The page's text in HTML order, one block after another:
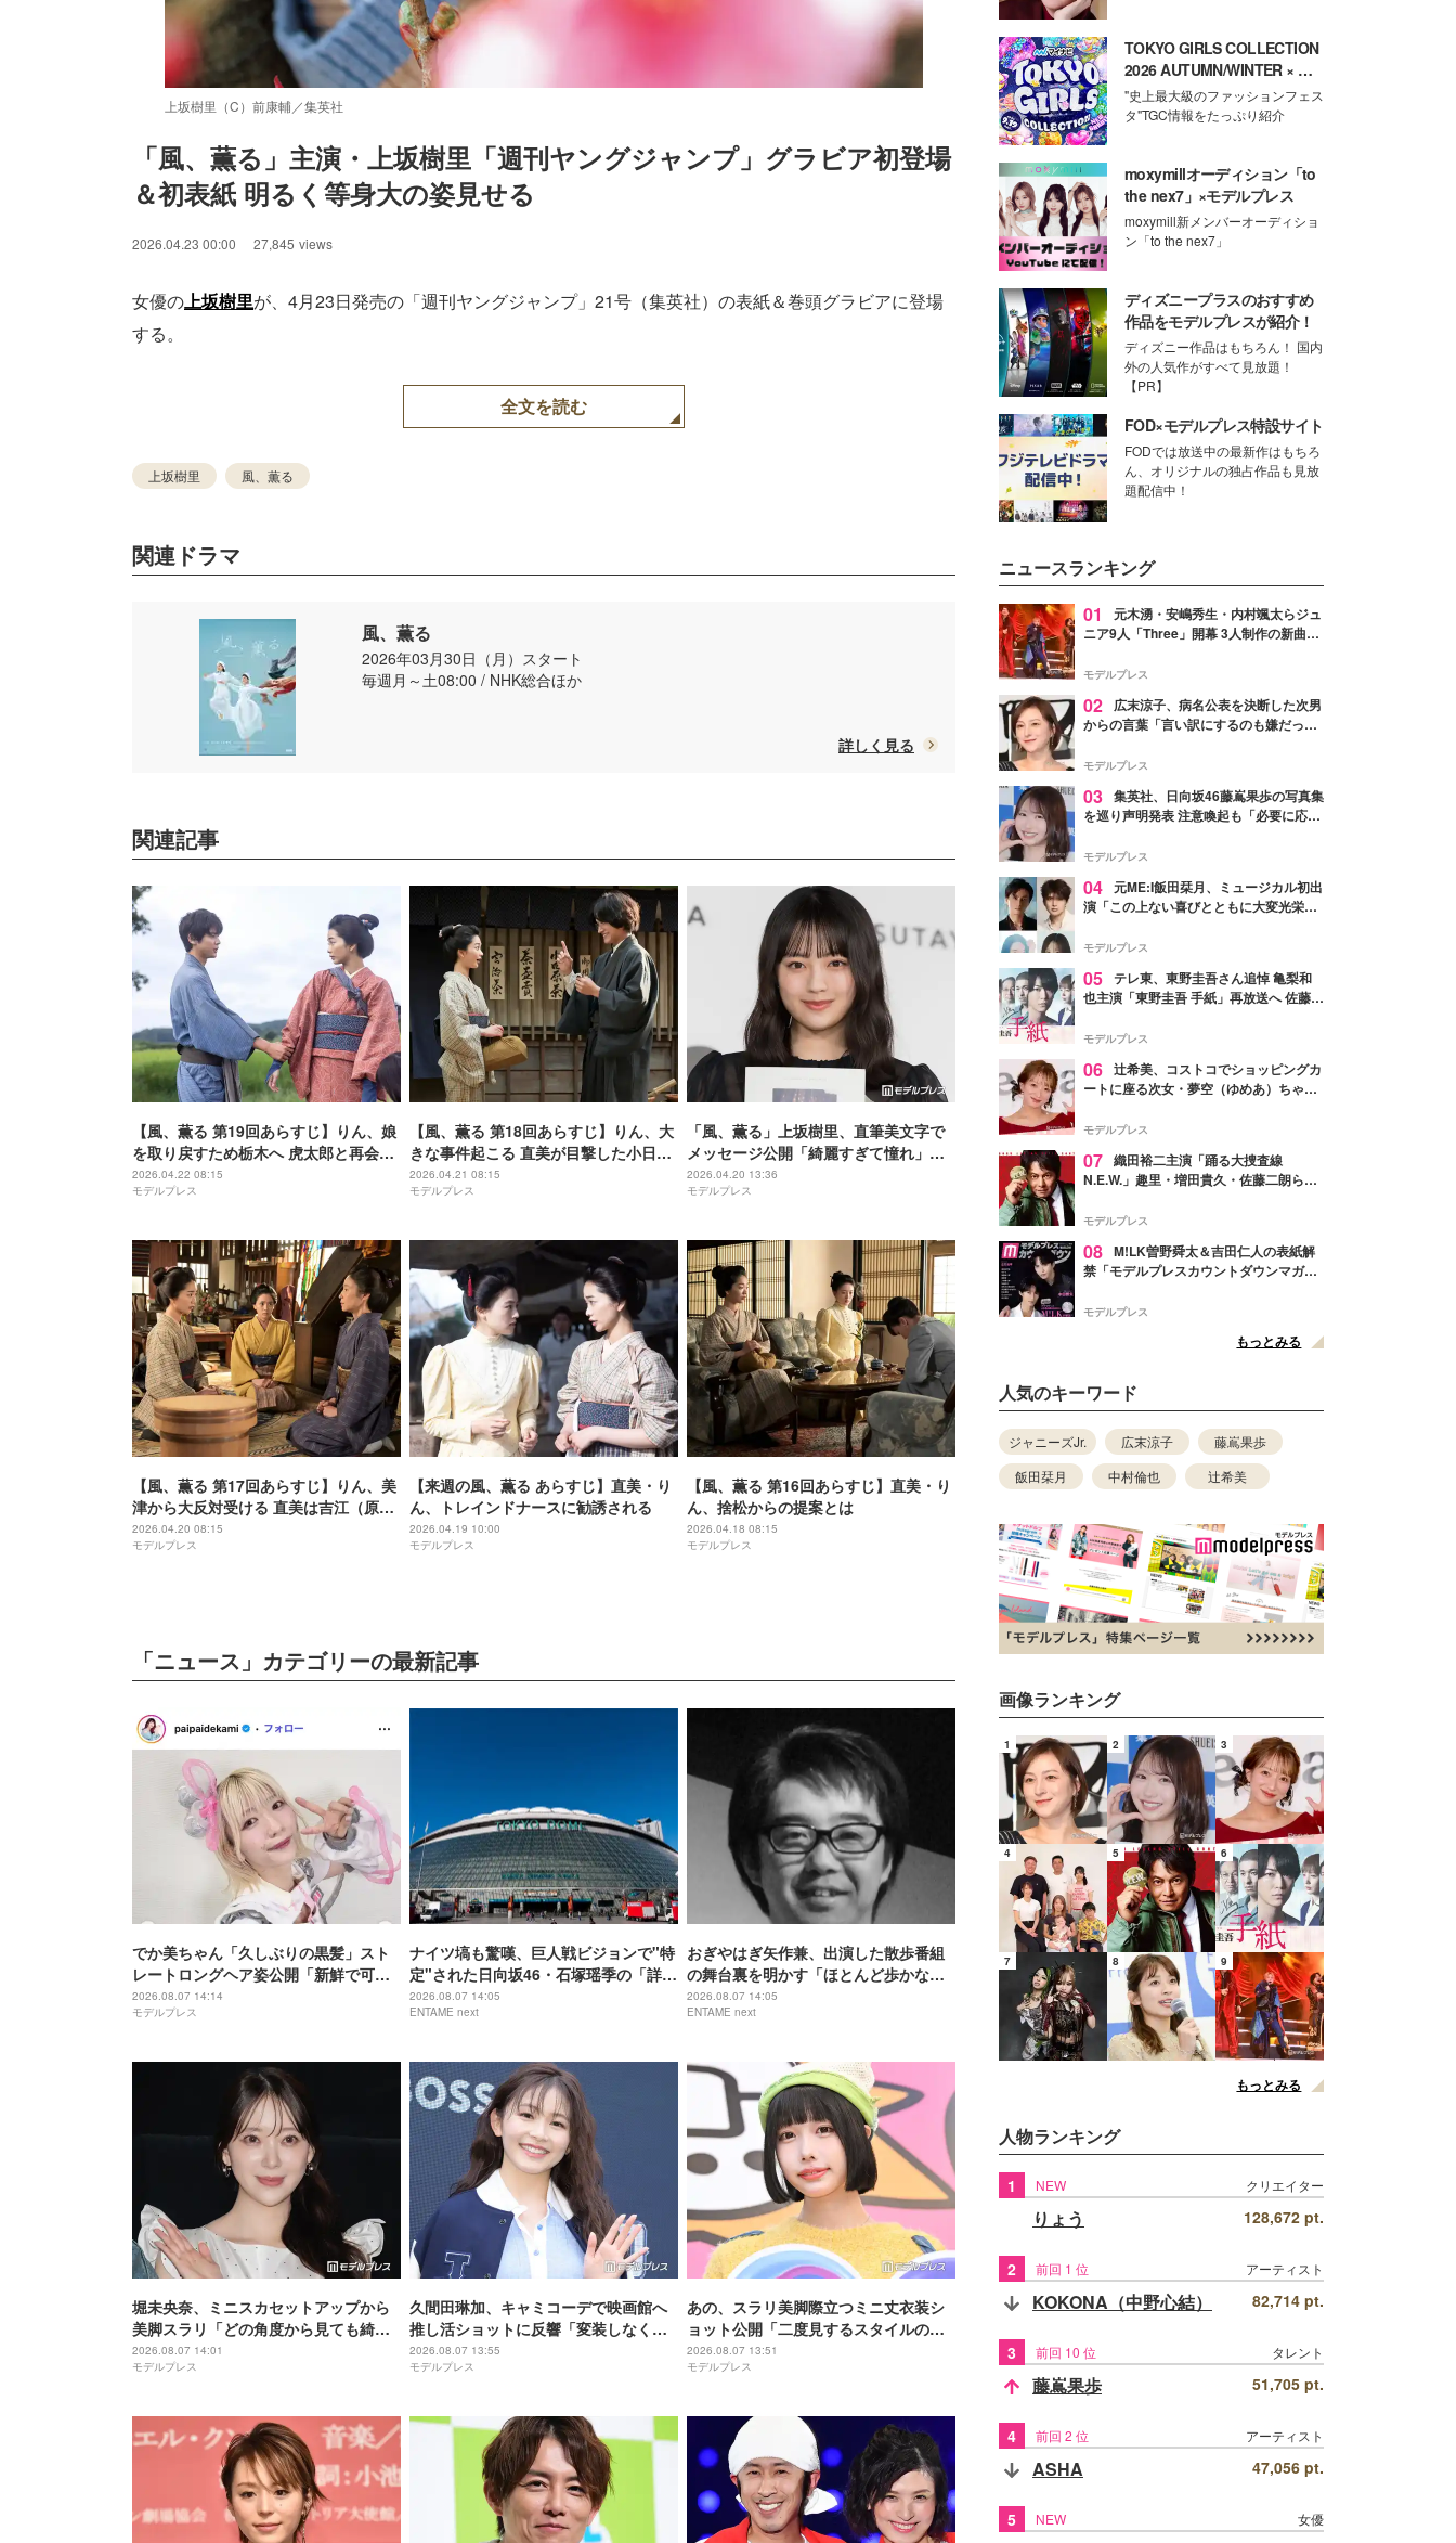
上坂樹里（C）前康輔／集英社
「風、薫る」主演・上坂樹里「週刊ヤングジャンプ」グラビア初登場
＆初表紙 明るく等身大の姿見せる
2026.04.23 00:00 27,845 views
女優の上坂樹里が、4月23日発売の「週刊ヤングジャンプ」21号（集英社）の表紙＆巻頭グラビアに登場
する。
全文を読む
上坂樹里 風、薫る
関連ドラマ
風、薫る
2026年03月30日（月）スタート
毎週月～土08:00 / NHK総合ほか
詳しく見る
関連記事
【風、薫る 第19回あらすじ】りん、娘
を取り戻すため栃木へ 虎太郎と再会す
る
2026.04.22 08:15
モデルプレス
【風、薫る 第18回あらすじ】りん、大
きな事件起こる 直美が目撃した小日向
の別の姿とは
2026.04.21 08:15
モデルプレス
「風、薫る」上坂樹里、直筆美文字で
メッセージ公開「綺麗すぎて憧れ」
「大人っぽい文字」と反響
2026.04.20 13:36
モデルプレス
【風、薫る 第17回あらすじ】りん、美
津から大反対受ける 直美は吉江（原田
泰造）の元へ
2026.04.20 08:15
モデルプレス
【来週の風、薫る あらすじ】直美・り
ん、トレインドナースに勧誘される
2026.04.19 10:00
モデルプレス
【風、薫る 第16回あらすじ】直美・り
ん、捨松からの提案とは
2026.04.18 08:15
モデルプレス
「ニュース」カテゴリーの最新記事
でか美ちゃん「久しぶりの黒髪」スト
レートロングヘア姿公開「新鮮で可愛
い」「印象がガラッと変わる」と反響
2026.08.07 14:14
モデルプレス
ナイツ塙も驚嘆、巨人戦ビジョンで"特
定"された日向坂46・石塚瑶季の「詳し
すぎる」野球愛
2026.08.07 14:05
ENTAME next
おぎやはぎ矢作兼、出演した散歩番組
の舞台裏を明かす「ほとんど歩かな
い」「7メートル手前ぐらいから…」
2026.08.07 14:05
ENTAME next
堀未央奈、ミニスカセットアップから
美脚スラリ「どの角度から見ても綺
麗」「大人っぽい雰囲気が素敵」と反
響
2026.08.07 14:01
モデルプレス
久間田琳加、キャミコーデで映画館へ
推し活ショットに反響「変装しなくて
大丈夫？」「透明感レベチ」と反響
2026.08.07 13:55
モデルプレス
あの、スラリ美脚際立つミニ丈衣装シ
ョット公開「二度見するスタイルの良
さ」「完璧な着こなし」と反響
2026.08.07 13:51
モデルプレス
TOKYO GIRLS COLLECTION
2026 AUTUMN/WINTER × モ
デルプレス
"史上最大級のファッションフェス
タ"TGC情報をたっぷり紹介
moxymillオーディション「to
the nex7」×モデルプレス
moxymill新メンバーオーディショ
ン「to the nex7」
ディズニープラスのおすすめ
作品をモデルプレスが紹介！
ディズニー作品はもちろん！ 国内
外の人気作がすべて見放題！
【PR】
FOD×モデルプレス特設サイト
FODでは放送中の最新作はもちろ
ん、オリジナルの独占作品も見放
題配信中！
ニュースランキング
01
元木湧・安嶋秀生・内村颯太らジュ
ニア9人「Three」開幕 3人制作の新曲＆
進んで夢を掴みたい」【ゲネプロレポ】
モデルプレス
02
広末涼子、病名公表を決断した次男
からの言葉「言い訳にするのも嫌だっ
モデルプレス
03 集英社、日向坂46藤嶌果歩の写真集
を巡り声明発表 注意喚起も「必要に応じ
モデルプレス
04 元ME:I飯田栞月、ミュージカル初出
演「この上ない喜びとともに大変光栄」
ャスト発表
モデルプレス
05 テレ東、東野圭吾さん追悼 亀梨和
也主演「東野圭吾 手紙」再放送へ 佐藤隆
モデルプレス
06 辻希美、コストコでショッピングカ
ートに座る次女・夢空（ゆめあ）ちゃん
ぎ」「成長を感じる」の声
モデルプレス
07 織田裕二主演「踊る大捜査線
N.E.W.」趣里・増田貴久・佐藤二朗ら新
徴する“謎のキーワード”も
モデルプレス
08 M!LK曽野舜太＆吉田仁人の表紙解
禁「モデルプレスカウントダウンマガジ
モデルプレス
もっとみる
人気のキーワード
ジャニーズJr. 広末涼子
藤嶌果歩
飯田栞月
中村倫也 辻希美
画像ランキング
1 2 3
4 5 6
7 8 9
もっとみる
人物ランキング
1 NEW クリエイター
りょう 128,672 pt.
2 前回 1 位 アーティスト
KOKONA（中野心結） 82,714 pt.
3 前回 10 位 タレント
藤嶌果歩 51,705 pt.
4 前回 2 位 アーティスト
ASHA 47,056 pt.
5 NEW 女優